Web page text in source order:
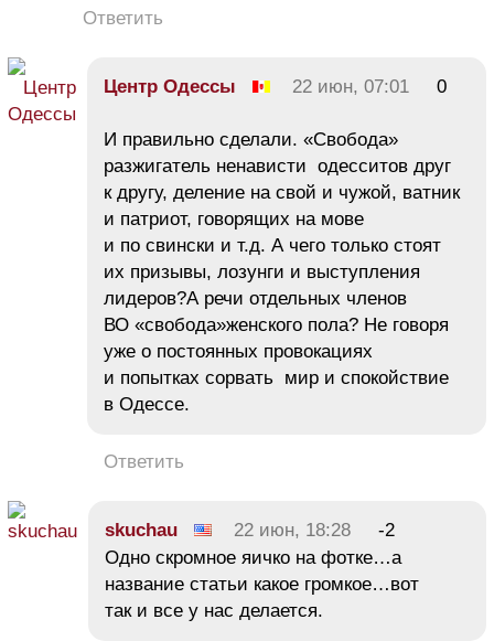
Ответить
Центр Одессы 22 июн, 07:01 0
И правильно сделали. «Свобода»
разжигатель ненависти одесситов друг
к другу, деление на свой и чужой, ватник
и патриот, говорящих на мове
и по свински и т.д. А чего только стоят
их призывы, лозунги и выступления
лидеров?А речи отдельных членов
ВО «свобода»женского пола? Не говоря
уже о постоянных провокациях
и попытках сорвать мир и спокойствие
в Одессе.
Ответить
skuchau 22 июн, 18:28
-2
Одно скромное яичко на фотке…а
название статьи какое громкое…вот
так и все у нас делается.